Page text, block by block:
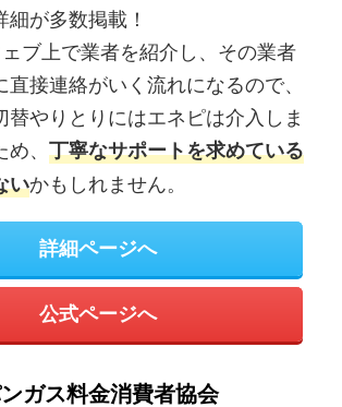
が多数掲載！
ブ上で業者を紹介し、その業者
接連絡がいく流れになるので、
替やりとりにはエネピは介入しま
、 丁寧なサポートを求めている
いかもしれません。
詳細ページへ
公式ページへ
ガス料金消費者協会